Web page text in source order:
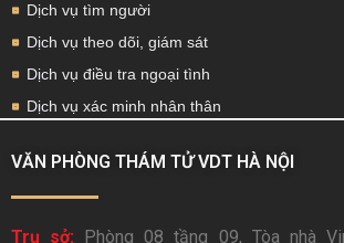
Dịch vụ tìm người
Dịch vụ theo dõi, giám sát
Dịch vụ điều tra ngoại tình
Dịch vụ xác minh nhân thân
VĂN PHÒNG THÁM TỬ VDT HÀ NỘI
Trụ sở: Phòng 08 tầng 09, Tòa nhà